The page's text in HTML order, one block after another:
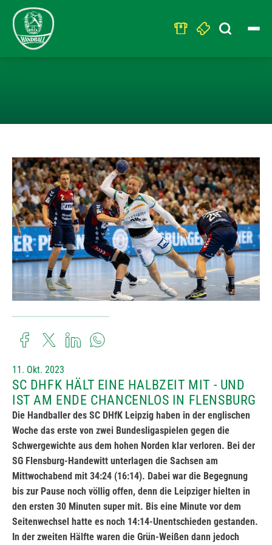
Search
for:
11. Okt. 2023
SC DHFK HÄLT EINE HALBZEIT MIT - UND
IST AM ENDE CHANCENLOS IN FLENSBURG
Die Handballer des SC DHfK Leipzig haben in der englischen
Woche das erste von zwei Bundesligaspielen gegen die
Schwergewichte aus dem hohen Norden klar verloren. Bei der
SG Flensburg-Handewitt unterlagen die Sachsen am
Mittwochabend mit 34:24 (16:14). Dabei war die Begegnung
bis zur Pause noch völlig offen, denn die Leipziger hielten in
den ersten 30 Minuten super mit. Bis eine Minute vor dem
Seitenwechsel hatte es noch 14:14-Unentschieden gestanden.
In der zweiten Hälfte waren die Grün-Weißen dann jedoch